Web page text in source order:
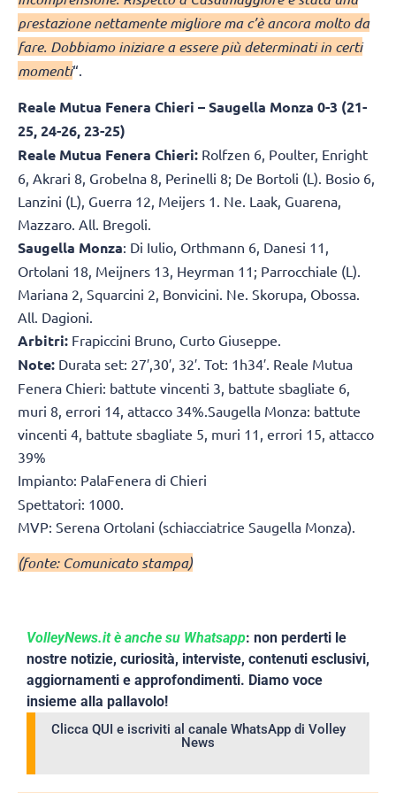
prestazione nettamente migliore ma c’è ancora molto da
fare. Dobbiamo iniziare a essere più determinati in certi
momenti“.
Reale Mutua Fenera Chieri – Saugella Monza 0-3 (21-
25, 24-26, 23-25)
Reale Mutua Fenera Chieri: Rolfzen 6, Poulter, Enright
6, Akrari 8, Grobelna 8, Perinelli 8; De Bortoli (L). Bosio 6,
Lanzini (L), Guerra 12, Meijers 1. Ne. Laak, Guarena,
Mazzaro. All. Bregoli.
Saugella Monza: Di Iulio, Orthmann 6, Danesi 11,
Ortolani 18, Meijners 13, Heyrman 11; Parrocchiale (L).
Mariana 2, Squarcini 2, Bonvicini. Ne. Skorupa, Obossa.
All. Dagioni.
Arbitri: Frapiccini Bruno, Curto Giuseppe.
Note: Durata set: 27′,30′, 32′. Tot: 1h34′. Reale Mutua
Fenera Chieri: battute vincenti 3, battute sbagliate 6,
muri 8, errori 14, attacco 34%.Saugella Monza: battute
vincenti 4, battute sbagliate 5, muri 11, errori 15, attacco
39%
Impianto: PalaFenera di Chieri
Spettatori: 1000.
MVP: Serena Ortolani (schiacciatrice Saugella Monza).
(fonte: Comunicato stampa)
VolleyNews.it è anche su Whatsapp: non perderti le
nostre notizie, curiosità, interviste, contenuti esclusivi,
aggiornamenti e approfondimenti. Diamo voce
insieme alla pallavolo!
Clicca QUI e iscriviti al canale WhatsApp di Volley
News